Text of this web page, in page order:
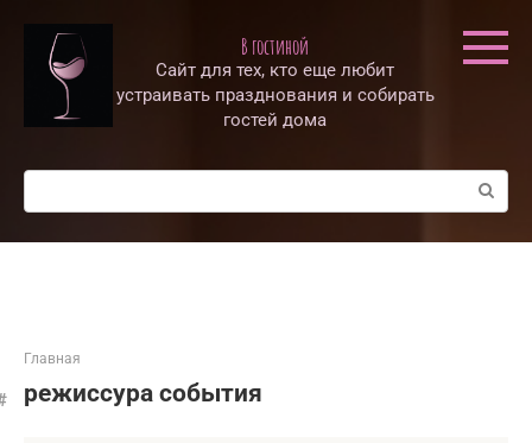
контенту
В гостиной
Сайт для тех, кто еще любит
устраивать празднования и собирать
гостей дома
Поиск:
Главная
режиссура события